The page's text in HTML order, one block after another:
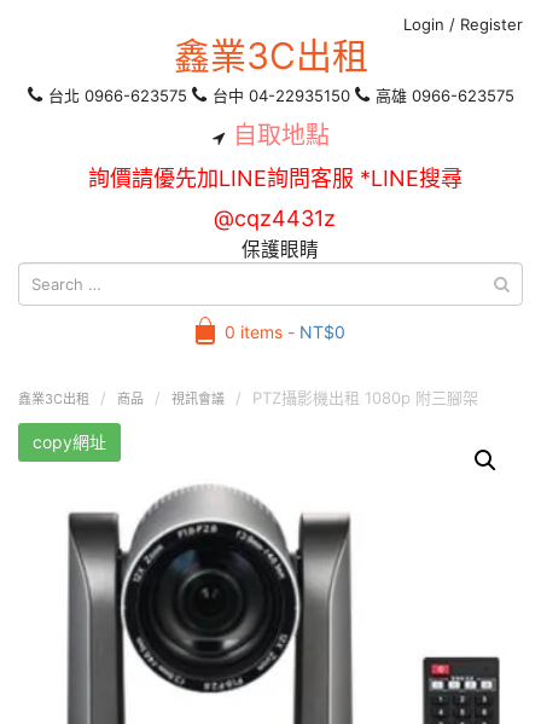
Login / Register
鑫業3C出租
台北 0966-623575 台中 04-22935150 高雄 0966-623575
自取地點
詢價請優先加LINE詢問客服 *LINE搜尋
@cqz4431z
保護眼睛
0 items - NT$0
鑫業3C出租 商品 視訊會議 PTZ攝影機出租 1080p 附三腳架
copy網址